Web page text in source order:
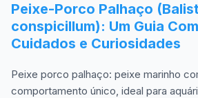
Peixe-Porco Palhaço
conspicillum): Um Guia
Cuidados e Curiosidades
Peixe porco palhaço: peixe marinho
comportamento único, ideal para